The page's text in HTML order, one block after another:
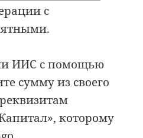
с
ИИС с помощью
сумму из своего
которому